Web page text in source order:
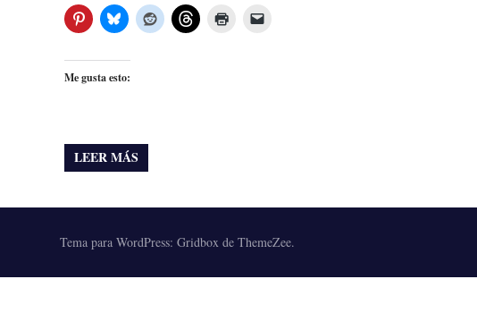
Me gusta esto:
LEER MÁS
Tema para WordPress: Gridbox de ThemeZee.